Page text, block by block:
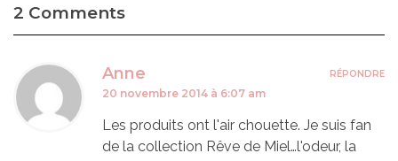
2 Comments
Anne
20 novembre 2014 à 6:07 am
Les produits ont l'air chouette. Je suis fan
de la collection Rêve de Miel…l'odeur, la
RÉPONDRE